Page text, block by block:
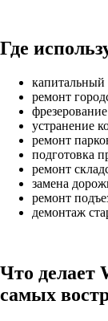
Где
капитальный
ремонт
устранение
ремонт
подготовка
ремонт
замена
ремонт
демонтаж
Что делает
самых